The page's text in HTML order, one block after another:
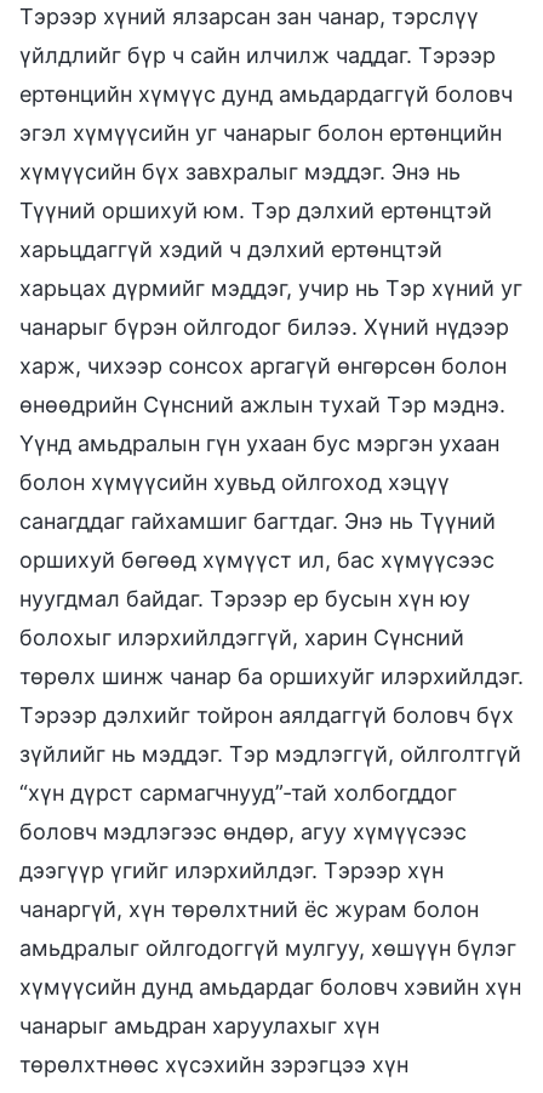
Тэрээр хүний ялзарсан зан чанар, тэрслүү
үйлдлийг бүр ч сайн илчилж чаддаг. Тэрээр
ертөнцийн хүмүүс дунд амьдардаггүй боловч
эгэл хүмүүсийн уг чанарыг болон ертөнцийн
хүмүүсийн бүх завхралыг мэддэг. Энэ нь
Түүний оршихуй юм. Тэр дэлхий ертөнцтэй
харьцдаггүй хэдий ч дэлхий ертөнцтэй
харьцах дүрмийг мэддэг, учир нь Тэр хүний уг
чанарыг бүрэн ойлгодог билээ. Хүний нүдээр
харж, чихээр сонсох аргагүй өнгөрсөн болон
өнөөдрийн Сүнсний ажлын тухай Тэр мэднэ.
Үүнд амьдралын гүн ухаан бус мэргэн ухаан
болон хүмүүсийн хувьд ойлгоход хэцүү
санагддаг гайхамшиг багтдаг. Энэ нь Түүний
оршихуй бөгөөд хүмүүст ил, бас хүмүүсээс
нуугдмал байдаг. Тэрээр ер бусын хүн юу
болохыг илэрхийлдэггүй, харин Сүнсний
төрөлх шинж чанар ба оршихуйг илэрхийлдэг.
Тэрээр дэлхийг тойрон аялдаггүй боловч бүх
зүйлийг нь мэддэг. Тэр мэдлэггүй, ойлголтгүй
“хүн дүрст сармагчнууд”-тай холбогддог
боловч мэдлэгээс өндөр, агуу хүмүүсээс
дээгүүр үгийг илэрхийлдэг. Тэрээр хүн
чанаргүй, хүн төрөлхтний ёс журам болон
амьдралыг ойлгодоггүй мулгуу, хөшүүн бүлэг
хүмүүсийн дунд амьдардаг боловч хэвийн хүн
чанарыг амьдран харуулахыг хүн
төрөлхтнөөс хүсэхийн зэрэгцээ хүн